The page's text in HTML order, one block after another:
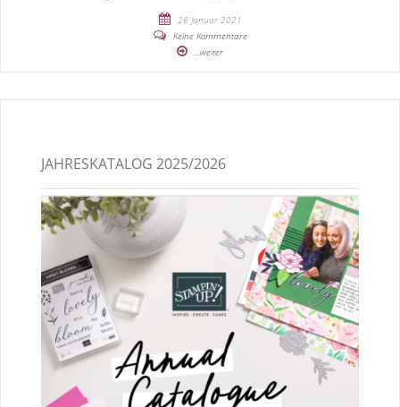
26 Januar 2021
Keine Kommentare
...weiter
JAHRESKATALOG 2025/2026